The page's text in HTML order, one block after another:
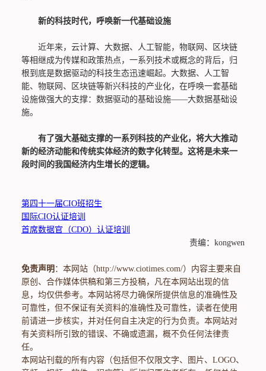
新的科技时代，呼唤新一代基础设施
近年来，云计算、大数据、人工智能，物联网、区块链
等相继成为传媒和政策热点，一系列技术或概念的背后，归
根到底是数据驱动的科技生态迅速崛起。大数据、人工智
能、物联网、区块链等新兴科技的产业化，在呼唤一套基础
设施做强大的支撑：数据驱动的基础设施——大数据基础设
施。
有了强大基础支撑的一系列科技的产业化，将大大推动
新的经济动能和传统实体经济的数字化转型。这将是未来一
段时间的我国经济内生增长的逻辑。
第四十一届CIO班招生
国际CIO认证培训
首席数据官（CDO）认证培训
责编：kongwen
免责声明 ：本网站（http://www.ciotimes.com/）内容主要来自
原创、合作媒体供稿和第三方投稿，凡在本网站出现的信
息，均仅供参考。本网站将尽力确保所提供信息的准确性及
可靠性，但不保证有关资料的准确性及可靠性，读者在使用
前请进一步核实，并对任何自主决定的行为负责。本网站对
有关资料所引致的错误、不确或遗漏，概不负任何法律责
任。
本网站刊载的所有内容（包括但不仅限文字、图片、LOGO、